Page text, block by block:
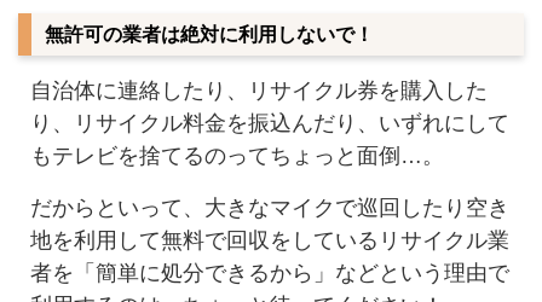
無許可の業者は絶対に利用しないで！
自治体に連絡したり、リサイクル券を購入した
り、リサイクル料金を振込んだり、いずれにして
もテレビを捨てるのってちょっと面倒…。
だからといって、大きなマイクで巡回したり空き
地を利用して無料で回収をしているリサイクル業
者を「簡単に処分できるから」などという理由で